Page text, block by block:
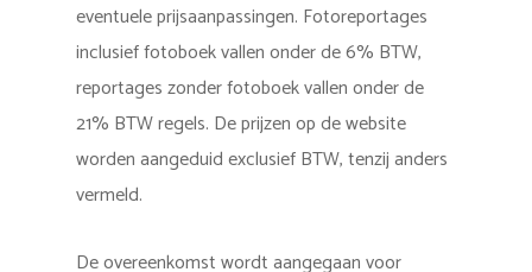
eventuele prijsaanpassingen. Fotoreportages
inclusief fotoboek vallen onder de 6% BTW,
reportages zonder fotoboek vallen onder de
21% BTW regels. De prijzen op de website
worden aangeduid exclusief BTW, tenzij anders
vermeld.
De overeenkomst wordt aangegaan voor